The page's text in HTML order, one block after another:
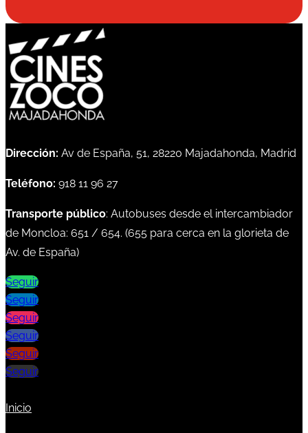
Dirección: Av de España, 51, 28220 Majadahonda, Madrid
Teléfono: 918 11 96 27
Transporte público: Autobuses desde el intercambiador
de Moncloa: 651 / 654. (655 para cerca en la glorieta de
Av. de España)
Seguir
Seguir
Seguir
Seguir
Seguir
Seguir
Inicio